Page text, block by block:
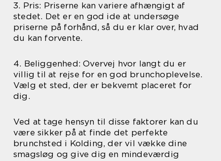
3. Pris: Priserne kan variere afhængigt af
stedet. Det er en god ide at undersøge
priserne på forhånd, så du er klar over, hvad
du kan forvente.
4. Beliggenhed: Overvej hvor langt du er
villig til at rejse for en god brunchoplevelse.
Vælg et sted, der er bekvemt placeret for
dig.
Ved at tage hensyn til disse faktorer kan du
være sikker på at finde det perfekte
brunchsted i Kolding, der vil vække dine
smagsløg og give dig en mindeværdig